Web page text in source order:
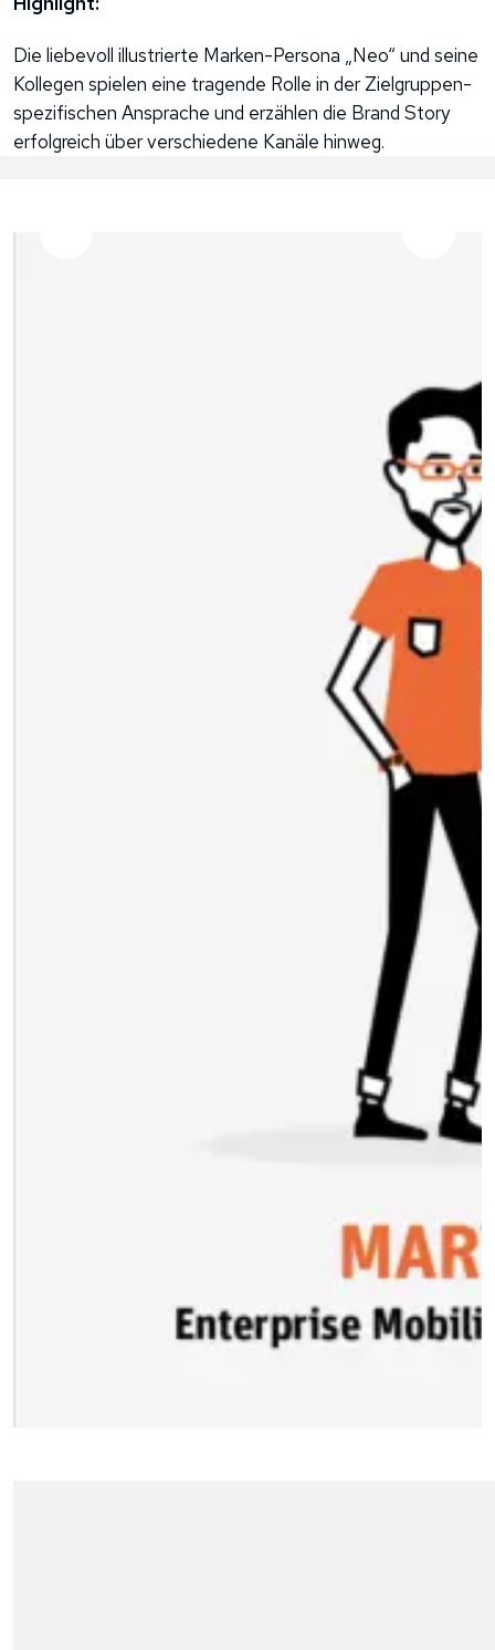
Die liebevoll illustrierte Marken-Persona „Neo“ und seine
Kollegen spielen eine tragende Rolle in der Zielgruppen-
spezifischen Ansprache und erzählen die Brand Story
erfolgreich über verschiedene Kanäle hinweg.